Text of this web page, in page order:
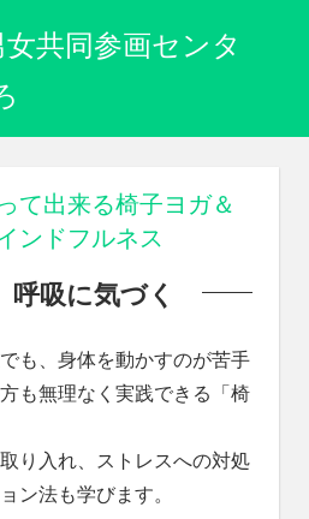
共同参画センタ
て出来る椅子ヨガ＆
ンドフルネス
吸に気づく
も、身体を動かすのが苦手
も無理なく実践できる「椅
り入れ、ストレスへの対処
ン法も学びます。